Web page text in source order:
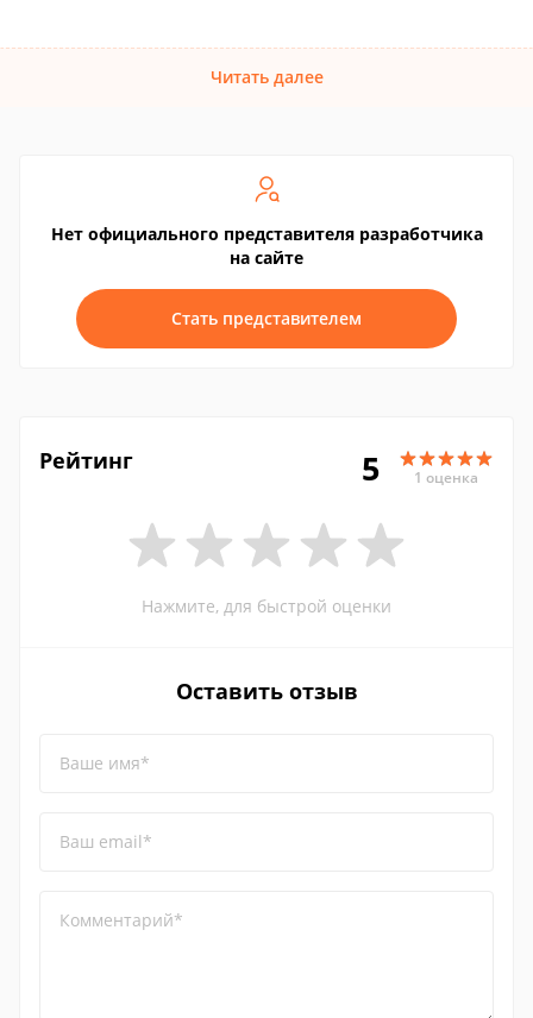
Читать далее
Нет официального представителя разработчика
на сайте
Стать представителем
Рейтинг 5 1 оценка
Нажмите, для быстрой оценки
Оставить отзыв
Ваше имя*
Ваш email*
Комментарий*